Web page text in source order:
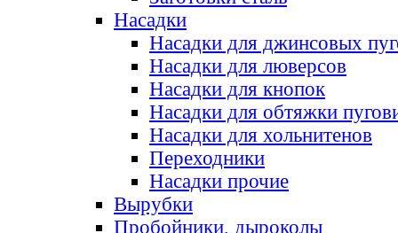
Насадки
Насадки для джинсовых
Насадки для люверсов
Насадки для кнопок
Насадки для обтяжки
Насадки для хольнитенов
Переходники
Насадки прочие
Вырубки
Пробойники, дыроколы